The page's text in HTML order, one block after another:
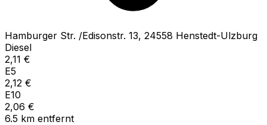
Hamburger Str. /Edisonstr. 13, 24558 Henstedt-Ulzburg
Diesel
2,11 €
E5
2,12 €
E10
2,06 €
6.5 km entfernt